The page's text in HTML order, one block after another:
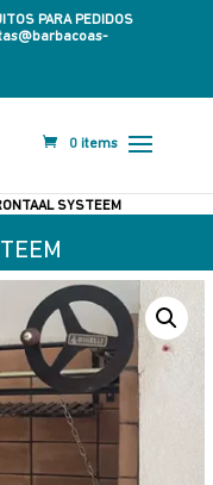
PARA PEDIDOS
0 items
SYSTEEM